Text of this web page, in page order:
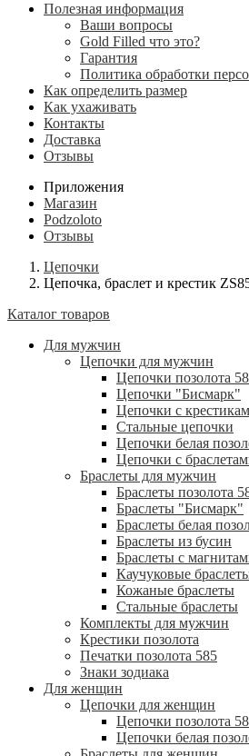
Полезная информация
Ваши вопросы
Gold Filled что это?
Гарантия
Политика обработки
Как определить размер
Как ухаживать
Контакты
Доставка
Отзывы
Приложения
Магазин
Podzoloto
Отзывы
Цепочки
Цепочка, браслет и крестик
Каталог товаров
Для мужчин
Цепочки для мужчин
Цепочки позолота
Цепочки "Бисмарк"
Цепочки с
Стальные цепочки
Цепочки белая
Цепочки с
Браслеты для мужчин
Браслеты позолота
Браслеты "Бисмарк"
Браслеты белая
Браслеты из бусин
Браслеты с
Каучуковые
Кожаные браслеты
Стальные браслеты
Комплекты для мужчин
Крестики позолота
Печатки позолота 585
Знаки зодиака
Для женщин
Цепочки для женщин
Цепочки позолота
Цепочки белая